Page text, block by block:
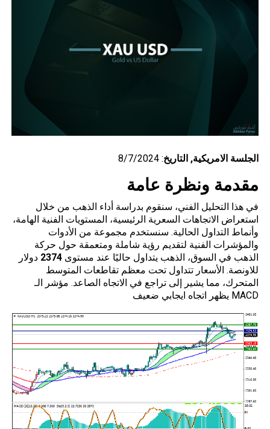
الجلسةالامريكية, التاريخ: 8/7/2024
مقدمة ونظرة عامة
في هذا التحليل الفني، سنقوم بدراسة أداء الذهب من خلال
استعراض الاتجاهات السعرية الرئيسية، المستويات الفنية الهامة،
وأنماط التداول الحالية. سنستخدم مجموعة من الأدوات
والمؤشرات الفنية لتقديم رؤية شاملة ومتعمقة حول حركة
الذهب في السوق، الذهب يتداول حاليًا عند مستوى2374 دولار
للاونصة. الأسعار تتداول تحت معظم تقاطعات المتوسط
المتحرك، مما يشير إلى تراجع في الاتجاه الصاعد. مؤشر الـ
MACD يظهر اتجاه ايجابي ضعيف